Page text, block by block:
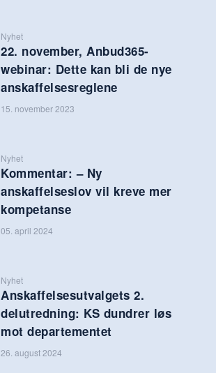
Nyhet
22. november, Anbud365-
webinar: Dette kan bli de nye
anskaffelsesreglene
15. november 2023
Nyhet
Kommentar: – Ny
anskaffelseslov vil kreve mer
kompetanse
05. april 2024
Nyhet
Anskaffelsesutvalgets 2.
delutredning: KS dundrer løs
mot departementet
26. august 2024